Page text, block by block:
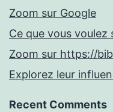
Zoom sur Google
Ce que vous voulez
Zoom sur https://
Explorez leur
Recent Comments